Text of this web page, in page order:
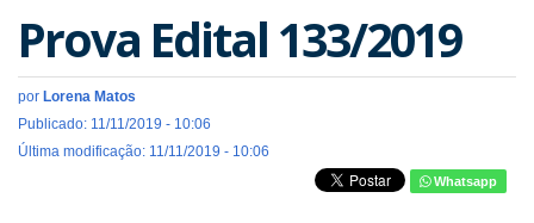
Prova Edital 133/2019
por Lorena Matos
Publicado: 11/11/2019 - 10:06
Última modificação: 11/11/2019 - 10:06
Whatsapp